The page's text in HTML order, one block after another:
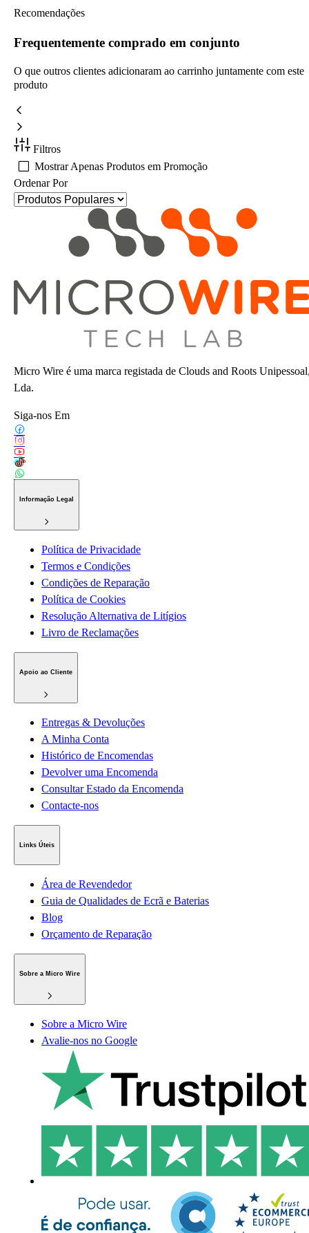
Recomendações
Frequentemente comprado em conjunto
O que outros clientes adicionaram ao carrinho juntamente com este
produto
Filtros
Mostrar Apenas Produtos em Promoção
Ordenar Por
Micro Wire é uma marca registada de Clouds and Roots
Lda.
Siga-nos Em
Informação Legal
Política de Privacidade
Termos e Condições
Condições de Reparação
Política de Cookies
Resolução Alternativa de Litígios
Livro de Reclamações
Apoio ao Cliente
Entregas & Devoluções
A Minha Conta
Histórico de Encomendas
Devolver uma Encomenda
Consultar Estado da Encomenda
Contacte-nos
Links Úteis
Área de Revendedor
Guia de Qualidades de Ecrã e Baterias
Blog
Orçamento de Reparação
Sobre a Micro Wire
Sobre a Micro Wire
Avalie-nos no Google